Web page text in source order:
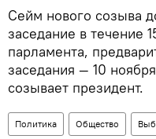
Сейм нового созыва
заседание в течение
парламента,
заседания — 10
созывает президент.
Политика Общество